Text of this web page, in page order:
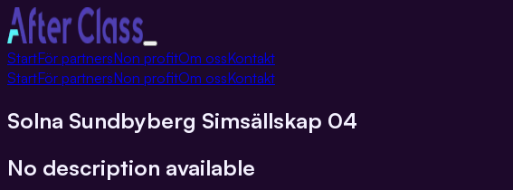
Växla
navigation
StartFör partnersNon profitOm ossKontakt
StartFör partnersNon profitOm ossKontakt
Solna Sundbyberg Simsällskap 04
No description available